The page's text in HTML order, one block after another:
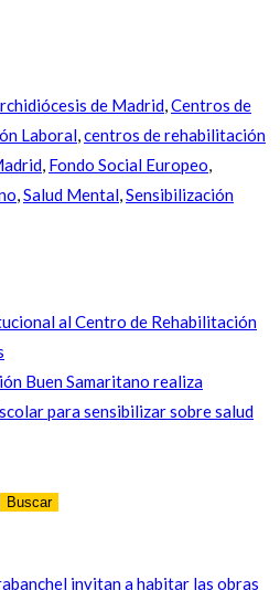
de Madrid,Centros de
Laboral,centros de rehabilitación
, Fondo Social Europeo,
,Salud Mental,Sensibilización
al Centro de Rehabilitación
Buen Samaritano realiza
para sensibilizar sobre salud
Buscar